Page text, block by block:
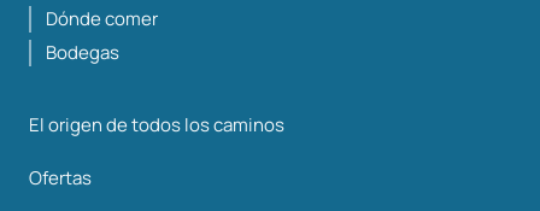
Dónde comer
Bodegas
El origen de todos los caminos
Ofertas